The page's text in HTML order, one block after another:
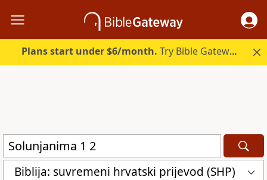
Plans start under $6/month. Try Bible Gateway Plus.
Biblija: suvremeni hrvatski prijevod (SHP)